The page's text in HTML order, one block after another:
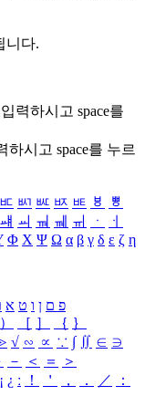
니다.
력하시고 space를
하시고 space를 누르
ㅳ ㅴ ㅵ ㅶ ㅷ ㅸ
ㅹ
ㆈ ㆉ ㆊ ㆋ ㆌ ㆍ
ㆎ
Φ Χ Ψ Ω α β γ δ ε ζ η
פ ם ן ו ט א
） ［ ］ ｛ ｝
√ ∽ ∝ ∵ ∫ ∬ ∈ ∋
－ ＜ ＝
＞
¡ ¿ ː ！ ＇ ， ． ／
：